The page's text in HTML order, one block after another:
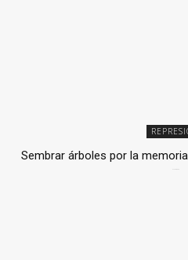
Sembrar árboles por la